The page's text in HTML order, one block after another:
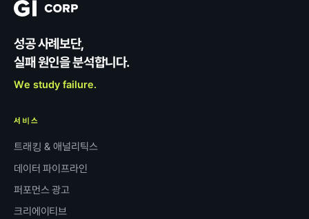
성공 사례보단,
실패 원인을 분석합니다.
We study failure.
서비스
트래킹 & 애널리틱스
데이터 파이프라인
퍼포먼스 광고
크리에이티브